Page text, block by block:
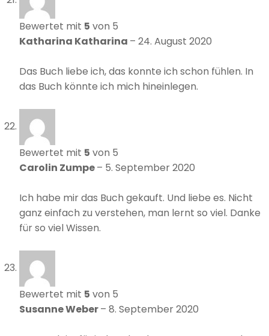
Bewertet mit 5 von 5
Katharina Katharina – 24. August 2020
Das Buch liebe ich, das konnte ich schon fühlen. In
das Buch könnte ich mich hineinlegen.
Bewertet mit 5 von 5
Carolin Zumpe– 5. September 2020
Ich habe mir das Buch gekauft. Und liebe es. Nicht
ganz einfach zu verstehen, man lernt so viel. Danke
für so viel Wissen.
Bewertet mit 5 von 5
Susanne Weber– 8. September 2020